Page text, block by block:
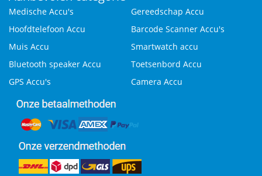
Medische Accu's
Gereedschap Accu
Hoofdtelefoon Accu
Barcode Scanner Accu's
Muis Accu
Smartwatch accu
Bluetooth speaker Accu
Toetsenbord Accu
GPS Accu's
Camera Accu